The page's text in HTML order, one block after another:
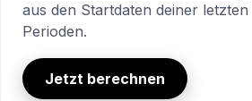
aus den Startdaten deiner letzten
Perioden.
Vorhersage der nächsten Periode
Private Berechnung
Jetzt berechnen